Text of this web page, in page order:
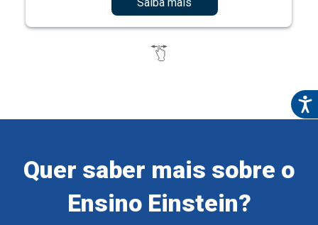
Saiba mais
Quer saber mais sobre o
Ensino Einstein?